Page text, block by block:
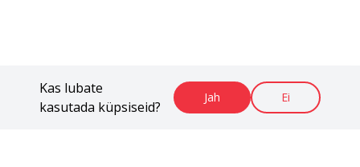
Kas lubate
kasutada küpsiseid?
Jah Ei